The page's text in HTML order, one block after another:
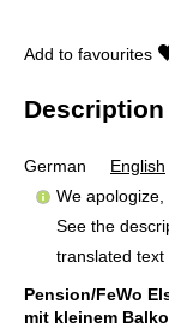
Add to favourites
Description
German
English
We apologize,
See the
translated text
Pension/FeWo
mit kleinem